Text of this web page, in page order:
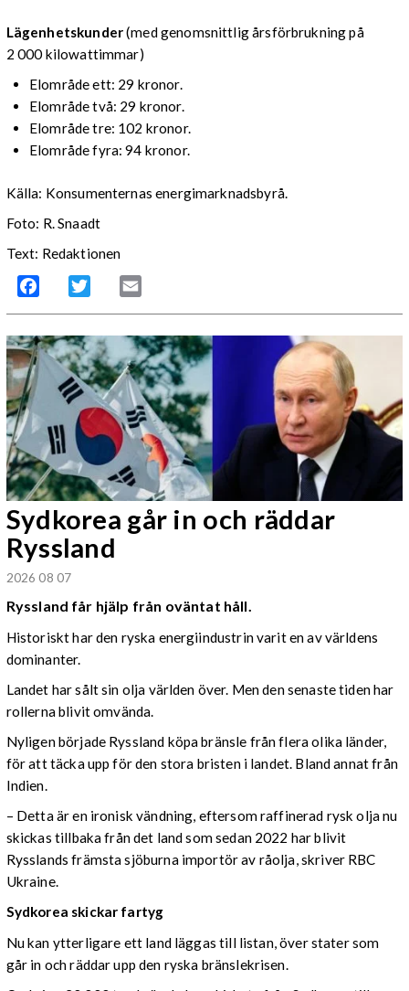
Lägenhetskunder(med genomsnittlig årsförbrukning på
2 000 kilowattimmar)
Elområde ett: 29 kronor.
Elområde två: 29 kronor.
Elområde tre: 102 kronor.
Elområde fyra: 94 kronor.
Källa: Konsumenternas energimarknadsbyrå.
Foto: R. Snaadt
Text: Redaktionen
Facebook Twitter
Sydkorea går in och räddar
Ryssland
2026 08 07
Ryssland får hjälp från oväntat håll.
Historiskt har den ryska energiindustrin varit en av världens
dominanter.
Landet har sålt sin olja världen över. Men den senaste tiden har
rollerna blivit omvända.
Nyligen började Ryssland köpa bränsle från flera olika länder,
för att täcka upp för den stora bristen i landet. Bland annat från
Indien.
– Detta är en ironisk vändning, eftersom raffinerad rysk olja nu
skickas tillbaka från det land som sedan 2022 har blivit
Rysslands främsta sjöburna importör av råolja, skriver RBC
Ukraine.
Sydkorea skickar fartyg
Nu kan ytterligare ett land läggas till listan, över stater som
går in och räddar upp den ryska bränslekrisen.